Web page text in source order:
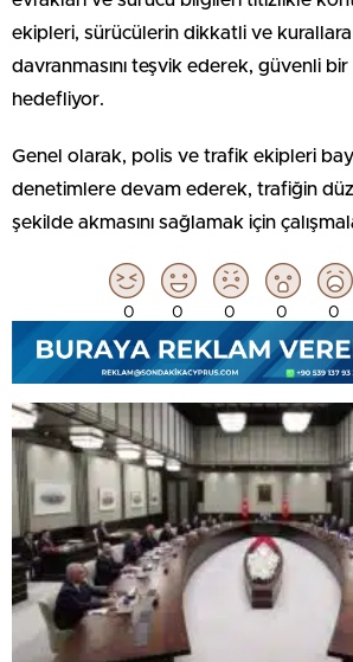
ekipleri, sürücülerin dikkatli ve
davranmasını teşvik ederek, güvenli
hedefliyor.
Genel olarak, polis ve trafik ekipleri
denetimlere devam ederek, trafiğin
şekilde akmasını sağlamak için
0 0 0 0 0